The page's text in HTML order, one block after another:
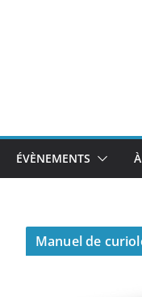
ÉVÈNEMENTS
Manuel de